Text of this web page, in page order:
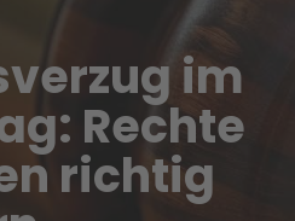
im
Rechte
richtig